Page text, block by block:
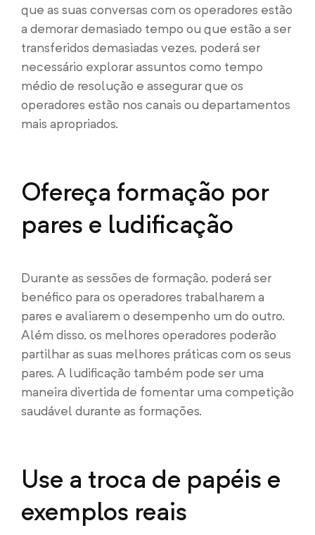
que as suas conversas com os operadores estão
a demorar demasiado tempo ou que estão a ser
transferidos demasiadas vezes, poderá ser
necessário explorar assuntos como tempo
médio de resolução e assegurar que os
operadores estão nos canais ou departamentos
mais apropriados.
Ofereça formação por
pares e ludificação
Durante as sessões de formação, poderá ser
benéfico para os operadores trabalharem a
pares e avaliarem o desempenho um do outro.
Além disso, os melhores operadores poderão
partilhar as suas melhores práticas com os seus
pares. A ludificação também pode ser uma
maneira divertida de fomentar uma competição
saudável durante as formações.
Use a troca de papéis e
exemplos reais